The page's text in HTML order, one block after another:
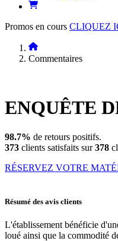
Promos en cours CLIQUEZ
Commentaires
ENQUÊTE
98.7% de retours positifs.
373 clients satisfaits sur378
RÉSERVEZ VOTRE
Résumé des avis clients
L'établissement bénéficie
loué ainsi que la commodité